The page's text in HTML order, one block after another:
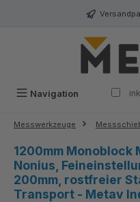
Navigation
Messwerkzeuge
1200mm Monoblock
Nonius,
200mm, rostfreier
Transport - Metav